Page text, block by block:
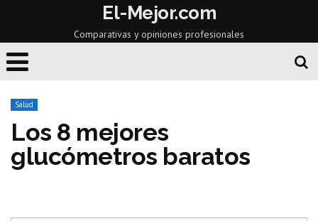
El-Mejor.com
Comparativas y opiniones profesionales
Salud
Los 8 mejores
glucómetros baratos